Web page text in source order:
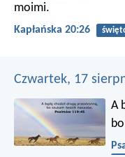
moimi.
Kapłańska 20:26
Czwartek, 17
A